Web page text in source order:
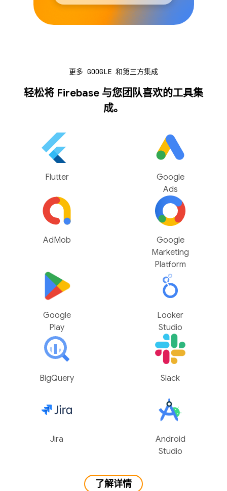
更多 GOOGLE 和第三方集成
轻松将 Firebase 与您团队喜欢的工具集
成。
Flutter
Google
Ads
AdMob
Google
Marketing
Platform
Google
Play
Looker
Studio
BigQuery Slack
Jira
Android
Studio
了解详情